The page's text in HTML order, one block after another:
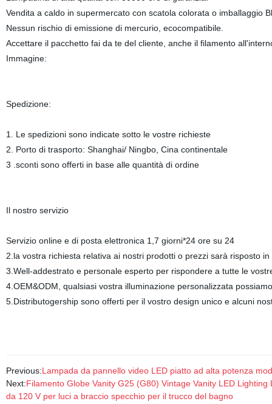
Vendita a caldo in supermercato con scatola colorata o imballaggio
Nessun rischio di emissione di mercurio, ecocompatibile.
Accettare il pacchetto fai da te del cliente, anche il filamento
Immagine:
Spedizione:
1. Le spedizioni sono indicate sotto le vostre richieste
2. Porto di trasporto: Shanghai/ Ningbo, Cina continentale
3 .sconti sono offerti in base alle quantità di ordine
Il nostro servizio
Servizio online e di posta elettronica 1,7 giorni*24 ore su 24
2.la vostra richiesta relativa ai nostri prodotti o prezzi sarà risposto in
3.Well-addestrato e personale esperto per rispondere a tutte le
4.OEM&ODM, qualsiasi vostra illuminazione personalizzata
5.Distributogership sono offerti per il vostro design unico e alcuni
Previous:Lampada da pannello video LED piatto ad alta potenza
Next:Filamento Globe Vanity G25 (G80) Vintage Vanity LED
da 120 V per luci a braccio specchio per il trucco del bagno